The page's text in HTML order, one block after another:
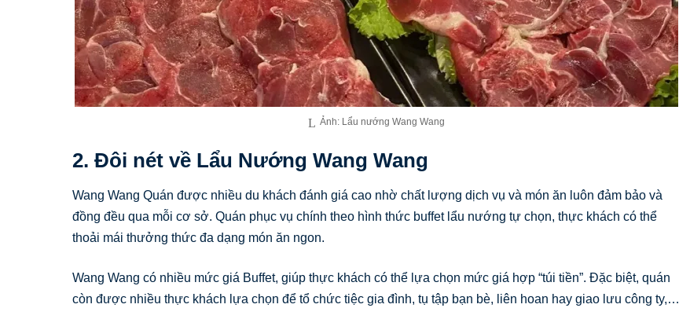
Ảnh: Lẩu nướng Wang Wang
2. Đôi nét về Lẩu Nướng Wang Wang
Wang Wang Quán được nhiều du khách đánh giá cao nhờ chất lượng dịch vụ và món ăn luôn đảm bảo và
đồng đều qua mỗi cơ sở. Quán phục vụ chính theo hình thức buffet lẩu nướng tự chọn, thực khách có thể
thoải mái thưởng thức đa dạng món ăn ngon.
Wang Wang có nhiều mức giá Buffet, giúp thực khách có thể lựa chọn mức giá hợp “túi tiền”. Đặc biệt, quán
còn được nhiều thực khách lựa chọn để tổ chức tiệc gia đình, tụ tập bạn bè, liên hoan hay giao lưu công ty,…